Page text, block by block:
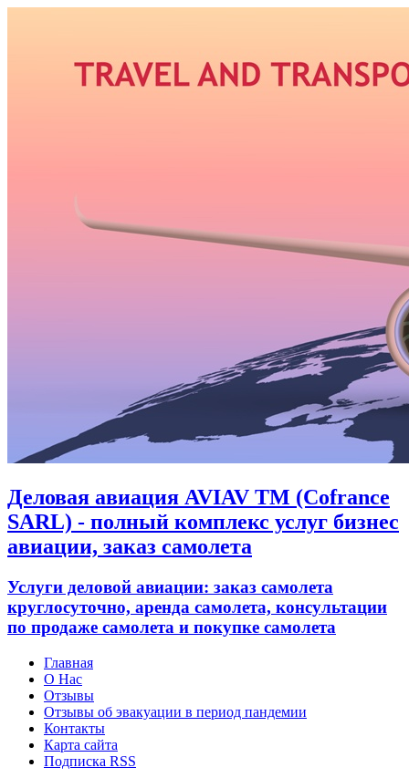
Деловая авиация AVIAV TM (Cofrance
SARL) - полный комплекс услуг бизнес
авиации, заказ самолета
Услуги деловой авиации: заказ самолета
круглосуточно, аренда самолета, консультации
по продаже самолета и покупке самолета
Главная
О Нас
Отзывы
Отзывы об эвакуации в период пандемии
Контакты
Карта сайта
Подписка RSS
Узнать больше.